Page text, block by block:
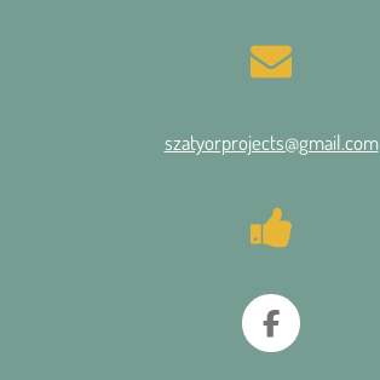
szatyorprojects@gmail.com
F
a